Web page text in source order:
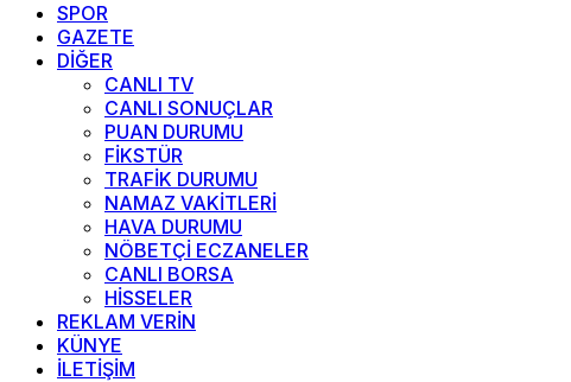
SPOR
GAZETE
DİĞER
CANLI TV
CANLI SONUÇLAR
PUAN DURUMU
FİKSTÜR
TRAFİK DURUMU
NAMAZ VAKİTLERİ
HAVA DURUMU
NÖBETÇİ ECZANELER
CANLI BORSA
HİSSELER
REKLAM VERİN
KÜNYE
İLETİŞİM